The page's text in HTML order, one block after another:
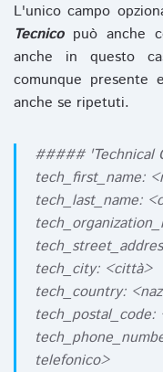
L'unico campo
Tecnicopuò anche
anche in questo
comunque
anche se ripetuti.
##### 'Technical
tech_first_name:
tech_last_name:
tech_city: <città>
tech_country:
tech_postal_code:
telefonico>